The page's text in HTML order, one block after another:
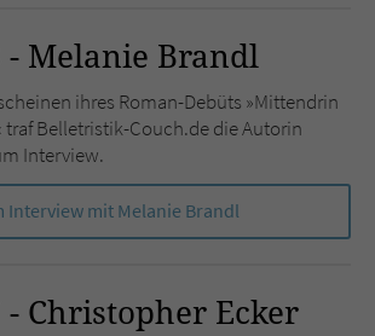
Melanie Brandl
ihres Roman-Debüts »Mittendrin
traf Belletristik-Couch.de die Autorin
Interview.
Interview mit Melanie Brandl
Christopher Ecker